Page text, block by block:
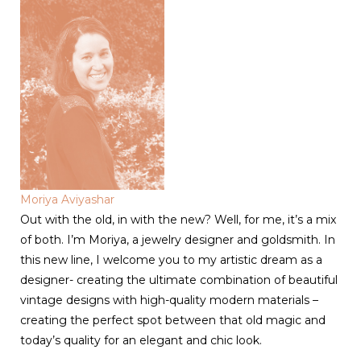
Moriya Aviyashar
Out with the old, in with the new? Well, for me, it’s a mix
of both. I’m Moriya, a jewelry designer and goldsmith. In
this new line, I welcome you to my artistic dream as a
designer- creating the ultimate combination of beautiful
vintage designs with high-quality modern materials –
creating the perfect spot between that old magic and
today’s quality for an elegant and chic look.